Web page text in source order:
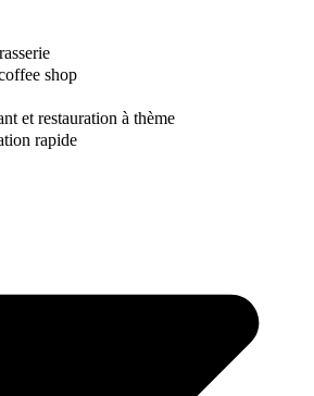
shop
et restauration à thème
rapide